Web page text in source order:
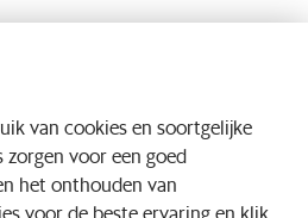
van cookies en soortgelijke
zorgen voor een goed
het onthouden van
voor de beste ervaring en klik